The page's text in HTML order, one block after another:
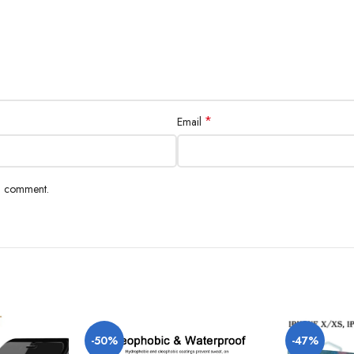
Email *
-50% -47%